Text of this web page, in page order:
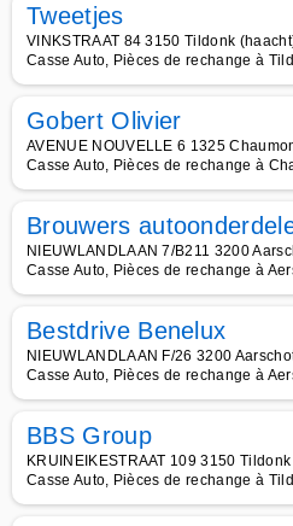
Tweetjes
VINKSTRAAT 84 3150 Tildonk
Casse Auto, Pièces de rechange à
Gobert Olivier
AVENUE NOUVELLE 6 1325
Casse Auto, Pièces de rechange à
Brouwers
NIEUWLANDLAAN 7/B211 3200
Casse Auto, Pièces de rechange à
Bestdrive Benelux
NIEUWLANDLAAN F/26 3200
Casse Auto, Pièces de rechange à
BBS Group
KRUINEIKESTRAAT 109 3150
Casse Auto, Pièces de rechange à